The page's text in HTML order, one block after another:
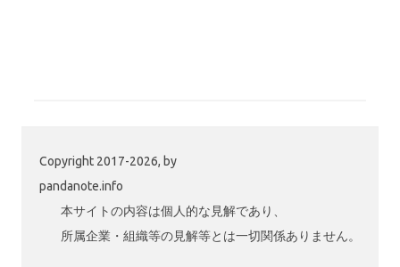
Copyright 2017-2026, by
pandanote.info
本サイトの内容は個人的な見解であり、
所属企業・組織等の見解等とは一切関係ありません。